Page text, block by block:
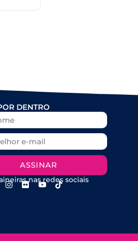
DENTRO
ASSINAR
nas redes sociais